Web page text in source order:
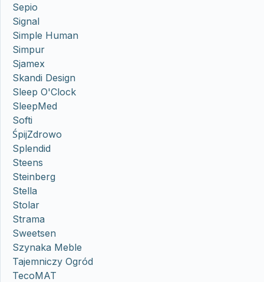
Sepio
Signal
Simple Human
Simpur
Sjamex
Skandi Design
Sleep O'Clock
SleepMed
Softi
ŚpijZdrowo
Splendid
Steens
Steinberg
Stella
Stolar
Strama
Sweetsen
Szynaka Meble
Tajemniczy Ogród
TecoMAT